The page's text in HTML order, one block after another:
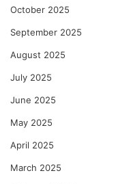
October 2025
September 2025
August 2025
July 2025
June 2025
May 2025
April 2025
March 2025